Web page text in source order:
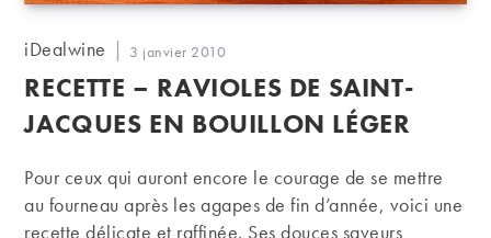
Auteur/autrice
la
publication :
iDealwine
Publication
publiée :
3 janvier 2010
RECETTE – RAVIOLES DE SAINT-
JACQUES EN BOUILLON LÉGER
Pour ceux qui auront encore le courage de se mettre
au fourneau après les agapes de fin d’année, voici une
recette délicate et raffinée. Ses douces saveurs